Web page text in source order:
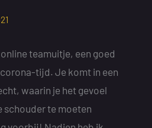
teamuitje, een goed
tijd. Je komt in een
waarin je het gevoel
schouder te moeten